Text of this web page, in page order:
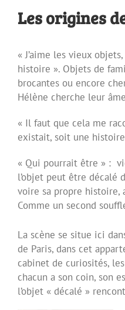
Les origines
« J’aime les vieux
histoire ». Objets de
brocantes ou encore
Hélène cherche leur
« Il faut que cela me
existait, soit une
« Qui pourrait être » :
l’objet peut être décalé
voire sa propre histoire,
Comme un second
La scène se situe ici
de Paris, dans cet
cabinet de curiosités,
chacun a son coin, son
l’objet « décalé »